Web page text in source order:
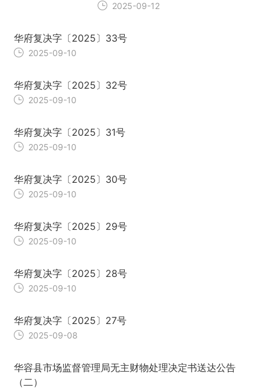
2025-09-12
华府复决字〔2025〕33号
2025-09-10
华府复决字〔2025〕32号
2025-09-10
华府复决字〔2025〕31号
2025-09-10
华府复决字〔2025〕30号
2025-09-10
华府复决字〔2025〕29号
2025-09-10
华府复决字〔2025〕28号
2025-09-10
华府复决字〔2025〕27号
2025-09-08
华容县市场监督管理局无主财物处理决定书送达公告
（二）